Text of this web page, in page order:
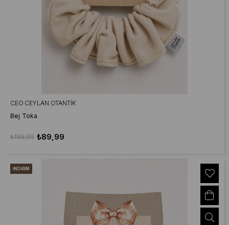
CEO CEYLAN OTANTIK
Bej Toka
₺89,99
₺199,99
İNDIRIM